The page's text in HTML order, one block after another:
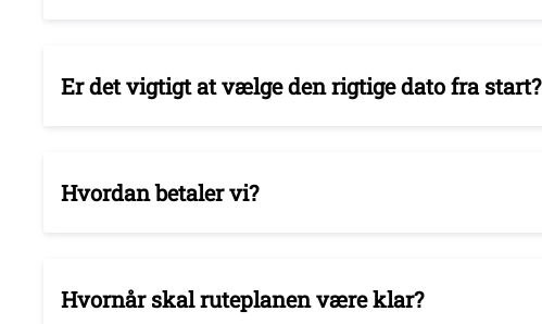
Er det vigtigt at vælge den rigtige dato fra start?
Hvordan betaler vi?
Hvornår skal ruteplanen være klar?